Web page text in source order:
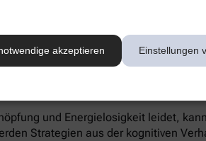
akzeptieren Einstellungen
Die apotheke.com-App gibt’s im App
und Energielosigkeit leidet,
Strategien aus der kognitiven